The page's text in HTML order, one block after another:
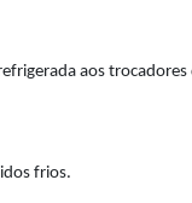
aos
frios.